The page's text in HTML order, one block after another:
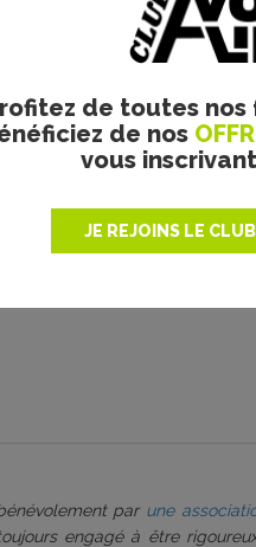
de toutes
de nos
vous
JE REJOINS LE
d’indiquer ci-dessous l’identifiant
par une
engagé à être